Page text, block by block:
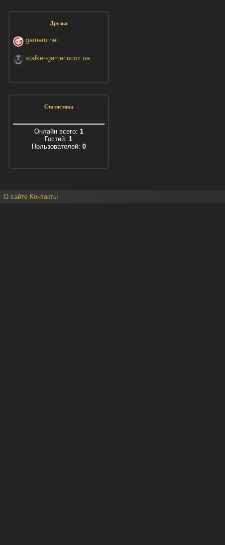
Друзья
gameru.net
stalker-gamer.ucoz.ua
Статистика
Онлайн всего: 1
Гостей: 1
Пользователей: 0
О сайте Контакты